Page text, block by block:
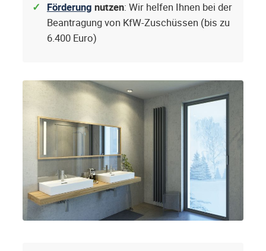
Förderung nutzen: Wir helfen Ihnen bei der
Beantragung von KfW-Zuschüssen (bis zu
6.400 Euro)